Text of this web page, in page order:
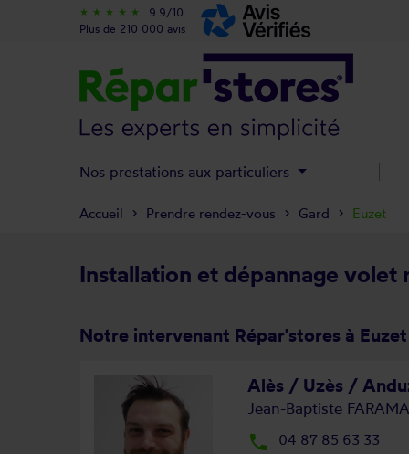
Installation et dépannage volet
Notre intervenant Répar'stores à Euzet
Alès / Uzès /
Jean-Baptiste
local_phone 04 87 85 63 33
Accueil Prendre rendez-vous Gard Euzet
star_rate star_rate star_rate star_rate star_rate
9.9/10
Plus de 210 000 avis
Nos prestations aux particuliers